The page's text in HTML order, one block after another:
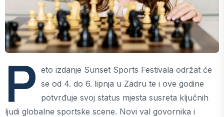
P eto izdanje Sunset Sports Festivala održat će
se od 4. do 6. lipnja u Zadru te i ove godine
potvrđuje svoj status mjesta susreta ključnih
ljudi globalne sportske scene. Novi val govornika i